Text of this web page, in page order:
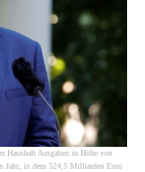
Haushalt Ausgaben in Höhe von
Jahr, in dem 524,5 Milliarden Euro